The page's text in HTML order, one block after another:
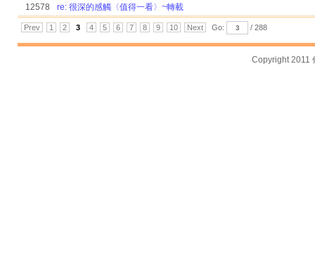
12578
re: 很深的感觸〈值得一看〉~轉載
Prev 1 2 3 4 5 6 7 8 9 10 Next Go: / 288
Copyright 2011